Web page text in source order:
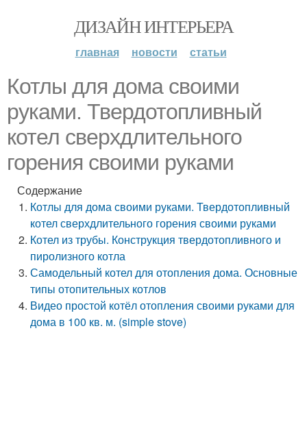
ДИЗАЙН ИНТЕРЬЕРА
главная новости статьи
Котлы для дома своими
руками. Твердотопливный
котел сверхдлительного
горения своими руками
Содержание
Котлы для дома своими руками. Твердотопливный
котел сверхдлительного горения своими руками
Котел из трубы. Конструкция твердотопливного и
пиролизного котла
Самодельный котел для отопления дома. Основные
типы отопительных котлов
Видео простой котёл отопления своими руками для
дома в 100 кв. м. (simple stove)